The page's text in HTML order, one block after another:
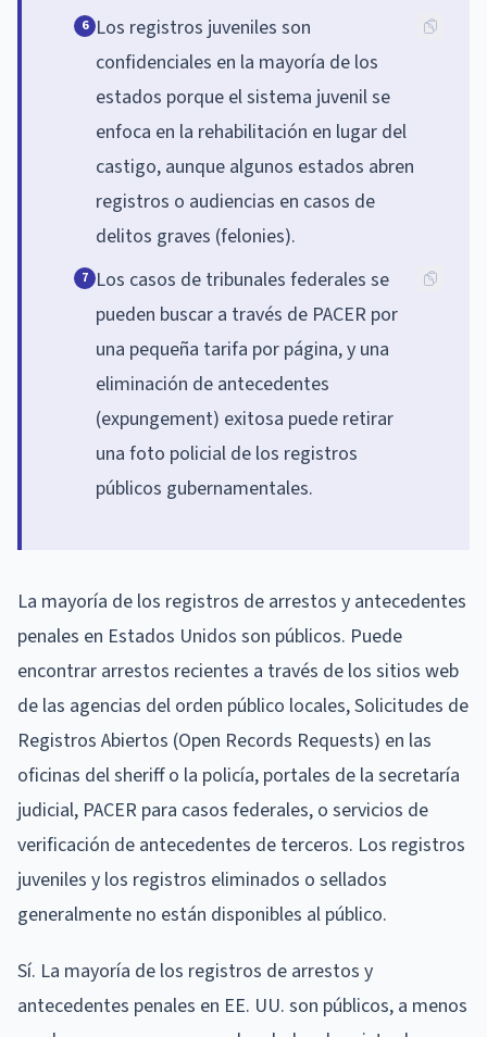
6 Los registros juveniles son
confidenciales en la mayoría de los
estados porque el sistema juvenil se
enfoca en la rehabilitación en lugar del
castigo, aunque algunos estados abren
registros o audiencias en casos de
delitos graves (felonies).
7 Los casos de tribunales federales se
pueden buscar a través de PACER por
una pequeña tarifa por página, y una
eliminación de antecedentes
(expungement) exitosa puede retirar
una foto policial de los registros
públicos gubernamentales.
La mayoría de los registros de arrestos y antecedentes
penales en Estados Unidos son públicos. Puede
encontrar arrestos recientes a través de los sitios web
de las agencias del orden público locales, Solicitudes de
Registros Abiertos (Open Records Requests) en las
oficinas del sheriff o la policía, portales de la secretaría
judicial, PACER para casos federales, o servicios de
verificación de antecedentes de terceros. Los registros
juveniles y los registros eliminados o sellados
generalmente no están disponibles al público.
Sí. La mayoría de los registros de arrestos y
antecedentes penales en EE. UU. son públicos, a menos